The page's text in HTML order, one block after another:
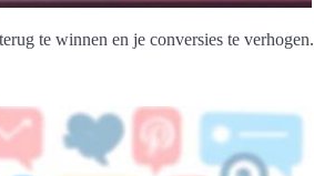
te winnen en je conversies te verhogen.